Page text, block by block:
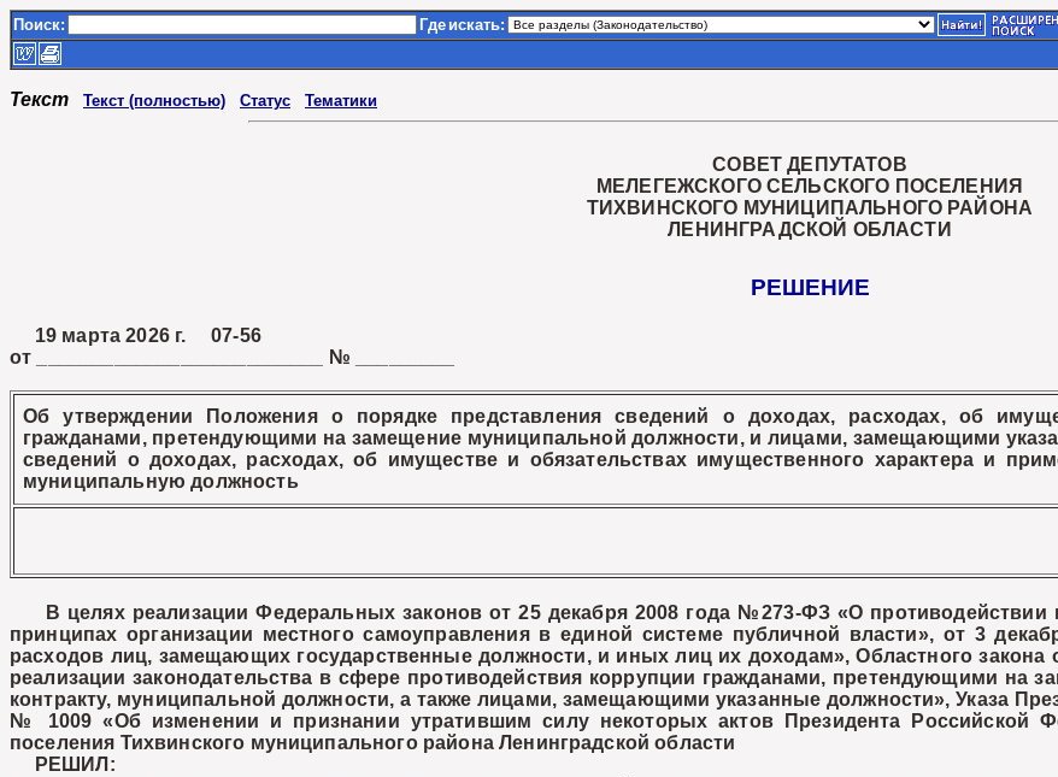
Поиск: Где искать:
Текст Текст (полностью) Статус Тематики
СОВЕТ ДЕПУТАТОВ
МЕЛЕГЕЖСКОГО СЕЛЬСКОГО ПОСЕЛЕНИЯ
ТИХВИНСКОГО МУНИЦИПАЛЬНОГО РАЙОНА
ЛЕНИНГРАДСКОЙ ОБЛАСТИ
РЕШЕНИЕ
19 марта 2026 г. 07-56
от __________________________ № _________
Об утверждении Положения о порядке представления сведений о доходах, расходах, об
гражданами, претендующими на замещение муниципальной должности, и лицами, замещающими
сведений о доходах, расходах, об имуществе и обязательствах имущественного характера и
муниципальную должность
В целях реализации Федеральных законов от 25 декабря 2008 года №273-ФЗ «О
принципах организации местного самоуправления в единой системе публичной власти», от 3
расходов лиц, замещающих государственные должности, и иных лиц их доходам», Областного
реализации законодательства в сфере противодействия коррупции гражданами, претендующими на
контракту, муниципальной должности, а также лицами, замещающими указанные должности», Указа
№ 1009 «Об изменении и признании утратившим силу некоторых актов Президента Российской
поселения Тихвинского муниципального района Ленинградской области
РЕШИЛ: